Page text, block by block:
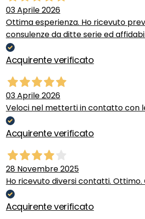
03 Aprile 2026
Ottima esperienza. Ho ricevuto
consulenze da ditte serie ed
Acquirente verificato
03 Aprile 2026
Veloci nel metterti in contatto con
Acquirente verificato
28 Novembre 2025
Ho ricevuto diversi contatti. Ottimo.
Acquirente verificato